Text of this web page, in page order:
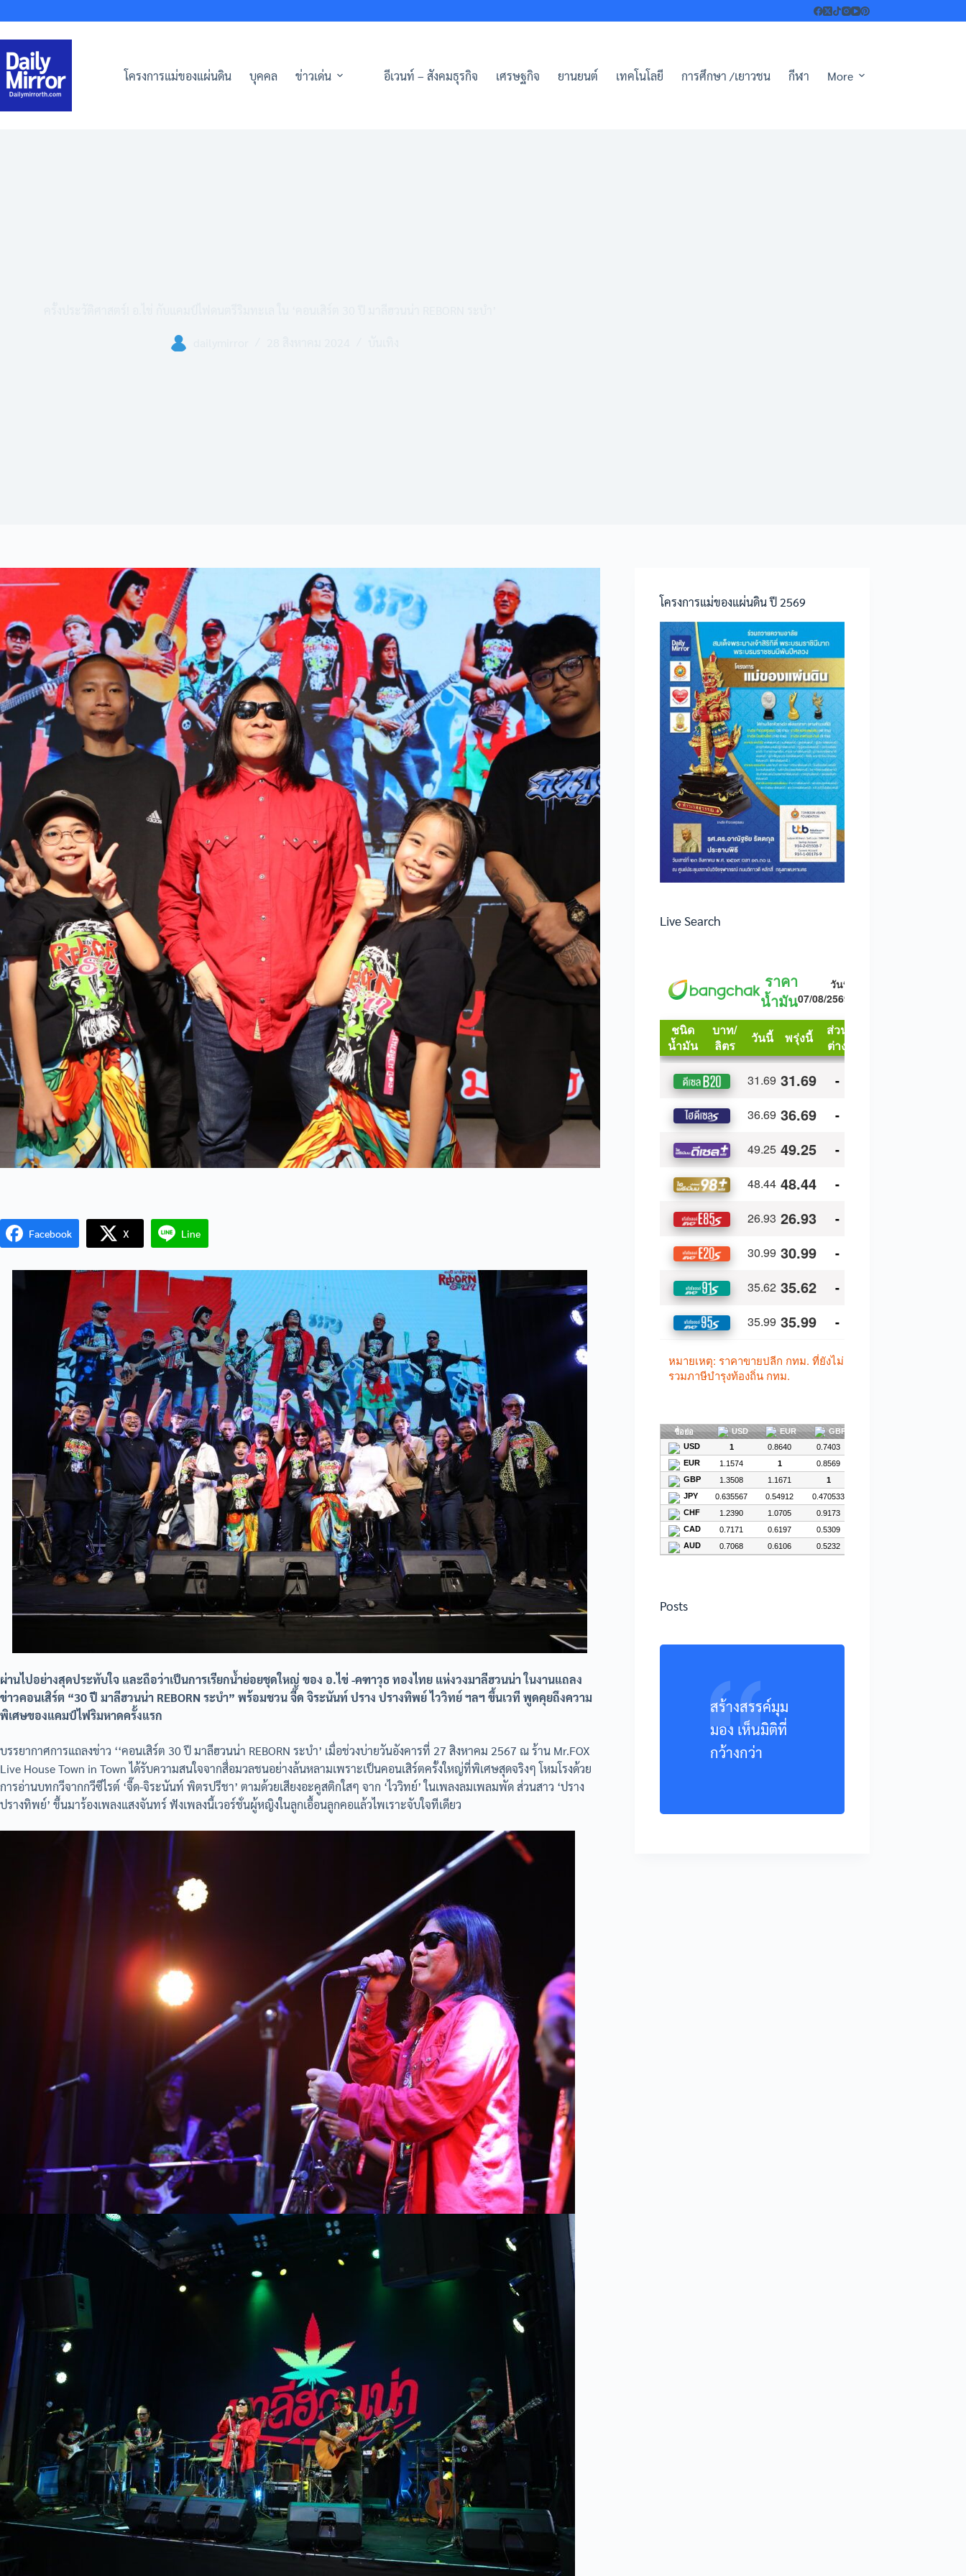
to
content
โครงการแม่ของแผ่นดิน บุคคล ข่าวเด่น อีเวนท์ – สังคมธุรกิจ เศรษฐกิจ ยานยนต์ เทคโนโลยี การศึกษา /เยาวชน กีฬา More
Facebook X Line
ผ่านไปอย่างสุดประทับใจ และถือว่าเป็นการเรียกน้ำย่อยชุดใหญ่ ของ อ.ไข่ -คฑาวุธ ทองไทย แห่งวงมาลีฮวนน่า ในงานแถลง
ข่าวคอนเสิร์ต “30 ปี มาลีฮวนน่า REBORN ระบำ” พร้อมชวน จี๊ด จิระนันท์ ปราง ปรางทิพย์ ไววิทย์ ฯลฯ ขึ้นเวที พูดคุยถึงความ
พิเศษของแคมป์ไฟริมหาดครั้งแรก
บรรยากาศการแถลงข่าว ‘‘คอนเสิร์ต 30 ปี มาลีฮวนน่า REBORN ระบำ’ เมื่อช่วงบ่ายวันอังคารที่ 27 สิงหาคม 2567 ณ ร้าน Mr.FOX
Live House Town in Town ได้รับความสนใจจากสื่อมวลชนอย่างล้นหลามเพราะเป็นคอนเสิร์ตครั้งใหญ่ที่พิเศษสุดจริงๆ โหมโรงด้วย
การอ่านบทกวีจากกวีซีไรต์ ‘จี๊ด-จิระนันท์ พิตรปรีชา’ ตามด้วยเสียงอะคูสติกใสๆ จาก ‘ไววิทย์’ ในเพลงลมเพลมพัด ส่วนสาว ‘ปราง
ปรางทิพย์’ ขึ้นมาร้องเพลงแสงจันทร์ ฟังเพลงนี้เวอร์ชั่นผู้หญิงในลูกเอื้อนลูกคอแล้วไพเราะจับใจทีเดียว
โครงการแม่ของแผ่นดิน ปี 2569
Live Search
Posts
สร้างสรรค์มุม
มอง เห็นมิติที่
กว้างกว่า